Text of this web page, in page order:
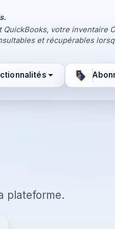
votre inventaire
et récupérables
plateforme.